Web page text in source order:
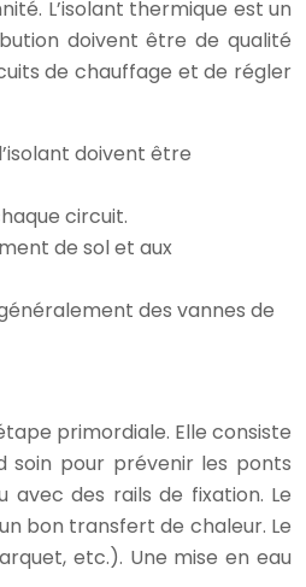
L’isolant thermique est un
doivent être de qualité
de chauffage et de régler
doivent être
circuit.
de sol et aux
des vannes de
primordiale. Elle consiste
soin pour prévenir les ponts
avec des rails de fixation. Le
bon transfert de chaleur. Le
etc.). Une mise en eau